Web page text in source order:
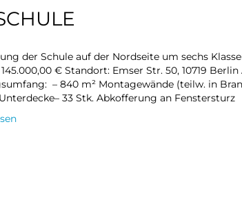
der Schule auf der Nordseite um sechs
€ Standort: Emser Str. 50, 10719
– 840 m² Montagewände (teilw. in
33 Stk. Abkofferung an Fenstersturz